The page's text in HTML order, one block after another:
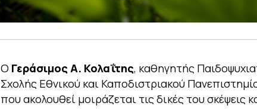
Ο Γεράσιμος Α. Κολαΐτης, καθηγητής
Σχολής Εθνικού και Καποδιστριακού
που ακολουθεί μοιράζεται τις δικές του σκέψεις